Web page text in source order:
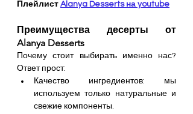
Плейлист Alanya Desserts на youtube
Преимущества десерты от
Alanya Desserts
Почему стоит выбирать именно нас?
Ответ прост:
Качество ингредиентов: мы
используем только натуральные и
свежие компоненты.